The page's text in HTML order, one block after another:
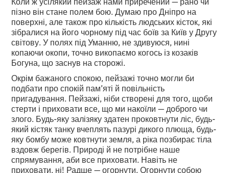
пізно він стане полем бою. Думаю про Дніпро на
поверхні, але також про кількість людських кісток, які
зібралися на його чорному під час боїв за Київ у Другу
світову. У полях під Уманню, не здивуюся, нині
копаючи окопи, точно викопаємо когось із козаків
Богуна, що заснув на сторожі.
Окрім бажаного спокою, пейзажі точно могли би
подбати про спокій пам’яті й повільність
пригадування. Пейзажі, ніби створені для того, щоби
стерти і приховати все, що ми накоїли — доброго чи
злого. Будь-яку залізяку здатен проковтнути ліс, будь-
який кістяк танку вчеплять пазурі дикого плюща, будь-
яку бомбу може ковтнути земля, а ріка позбирає тіла
вздовж берегів. Природі й не потрібне наше
спрямування, аби все приховати. Навіть не
приховати, ні! Радше — огорнути. Огорнути собою